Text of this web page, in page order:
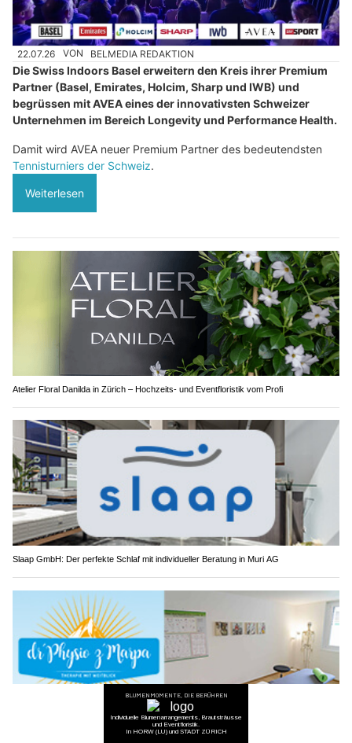
22.07.26 VON BELMEDIA REDAKTION
Die Swiss Indoors Basel erweitern den Kreis ihrer Premium
Partner (Basel, Emirates, Holcim, Sharp und IWB) und
begrüssen mit AVEA eines der innovativsten Schweizer
Unternehmen im Bereich Longevity und Performance Health.
Damit wird AVEA neuer Premium Partner des bedeutendsten
Tennisturniers der Schweiz.
Weiterlesen
Atelier Floral Danilda in Zürich – Hochzeits- und Eventfloristik vom Profi
Slaap GmbH: Der perfekte Schlaf mit individueller Beratung in Muri AG
Gesund durch Bewegung: Therapieangebote bei dr’Physio z’Marpa